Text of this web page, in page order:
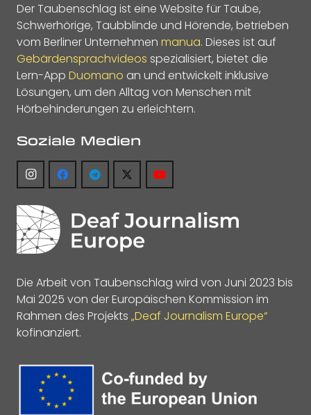
Der Taubenschlag ist eine Website für Taube,
Schwerhörige, Taubblinde und Hörende, betrieben
vom Berliner Unternehmen manua. Dieses ist auf
Gebärdensprachvideos spezialisiert, bietet die
Lern-App Duomano an und entwickelt inklusive
Lösungen, um den Alltag von Menschen mit
Hörbehinderungen zu erleichtern.
Soziale Medien
Die Arbeit von Taubenschlag wird von Juni 2023 bis
Mai 2025 von der Europäischen Kommission im
Rahmen des Projekts „Deaf Journalism Europe“
kofinanziert.